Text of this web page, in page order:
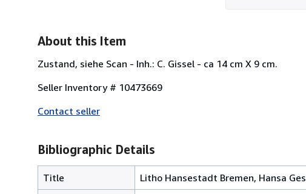
About this Item
Zustand, siehe Scan - Inh.: C. Gissel - ca 14 cm X 9 cm.
Seller Inventory # 10473669
Contact seller
Bibliographic Details
Title
Litho Hansestadt Bremen, Hansa